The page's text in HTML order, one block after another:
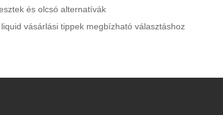
és olcsó alternatívák
vásárlási tippek megbízható választáshoz